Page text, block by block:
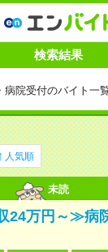
検索結果
病院受付のバイト一
人気順
未読
24万円～≫病